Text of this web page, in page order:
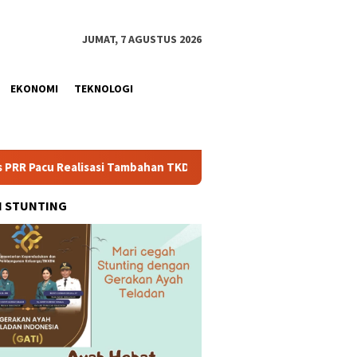
JUMAT, 7 AGUSTUS 2026
EKONOMI TEKNOLOGI
Tambahan TKD Aceh Rp1,65 Triliun, Pastikan Transparan
STUNTING